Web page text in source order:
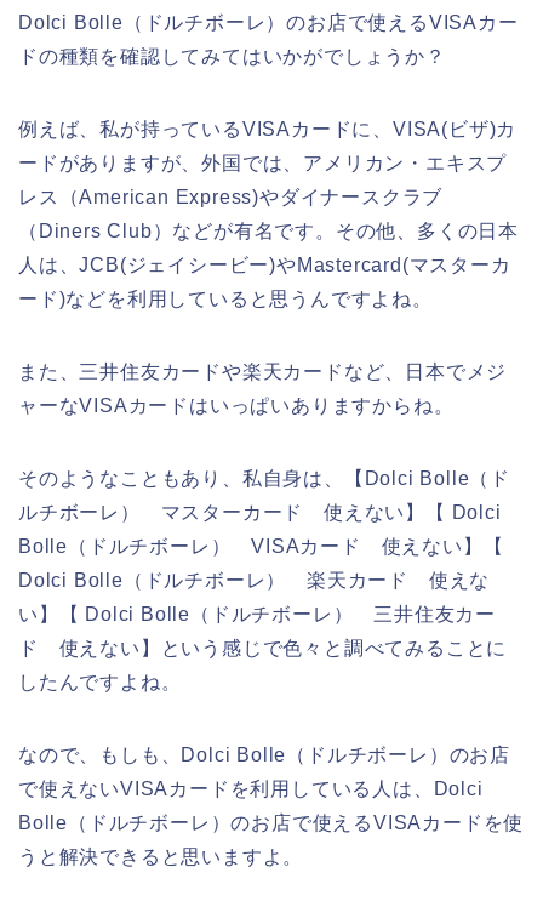
Dolci Bolle（ドルチボーレ）のお店で使えるVISAカー
ドの種類を確認してみてはいかがでしょうか？
例えば、私が持っているVISAカードに、VISA(ビザ)カ
ードがありますが、外国では、アメリカン・エキスプ
レス（American Express)やダイナースクラブ
（Diners Club）などが有名です。その他、多くの日本
人は、JCB(ジェイシービー)やMastercard(マスターカ
ード)などを利用していると思うんですよね。
また、三井住友カードや楽天カードなど、日本でメジ
ャーなVISAカードはいっぱいありますからね。
そのようなこともあり、私自身は、【Dolci Bolle（ド
ルチボーレ） マスターカード 使えない】【 Dolci
Bolle（ドルチボーレ） VISAカード 使えない】【
Dolci Bolle（ドルチボーレ） 楽天カード 使えな
い】【 Dolci Bolle（ドルチボーレ） 三井住友カー
ド 使えない】という感じで色々と調べてみることに
したんですよね。
なので、もしも、Dolci Bolle（ドルチボーレ）のお店
で使えないVISAカードを利用している人は、Dolci
Bolle（ドルチボーレ）のお店で使えるVISAカードを使
うと解決できると思いますよ。